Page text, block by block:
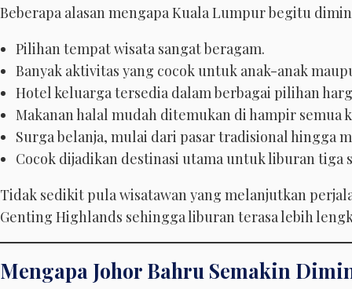
Beberapa alasan mengapa Kuala Lumpur begitu
Pilihan tempat wisata sangat beragam.
Banyak aktivitas yang cocok untuk anak-anak
Hotel keluarga tersedia dalam berbagai pilihan
Makanan halal mudah ditemukan di hampir semua
Surga belanja, mulai dari pasar tradisional hingga
Cocok dijadikan destinasi utama untuk liburan tiga
Tidak sedikit pula wisatawan yang melanjutkan
Genting Highlands sehingga liburan terasa lebih
Mengapa Johor Bahru Semakin